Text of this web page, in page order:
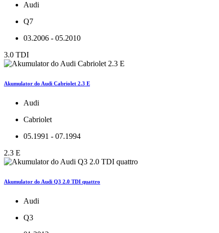
Audi
Q7
03.2006 - 05.2010
3.0 TDI
Akumulator do Audi Cabriolet 2.3 E
Audi
Cabriolet
05.1991 - 07.1994
2.3 E
Akumulator do Audi Q3 2.0 TDI quattro
Audi
Q3